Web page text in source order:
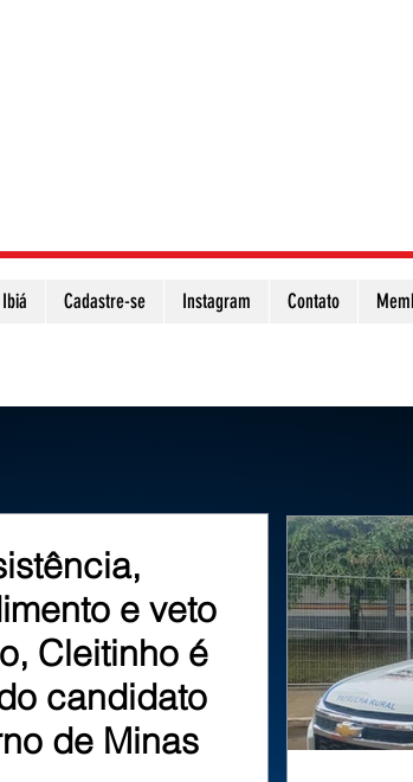
Cadastre-se Instagram Contato
e veto
Cleitinho é
candidato
de Minas